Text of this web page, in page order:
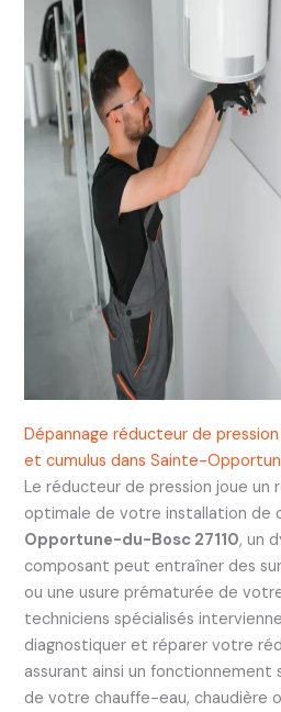
Dépannage réducteur de
et cumulus dans Sainte-
Le réducteur de pression joue un
optimale de votre installation de
Opportune-du-Bosc 27110, un
composant peut entraîner des
ou une usure prématurée de
techniciens spécialisés
diagnostiquer et réparer votre
assurant ainsi un
de votre chauffe-eau, chaudière